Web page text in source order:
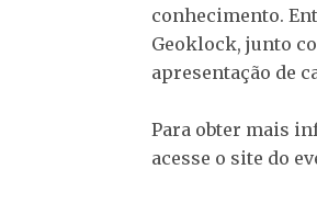
conhecimento.
Geoklock, junto
apresentação de
Para obter mais
acesse o site do